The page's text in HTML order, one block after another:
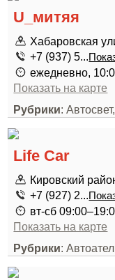
U_митяя
Хабаровская
+7 (937) 5...
ежедневно,
Показать на карте
Рубрики:
Life Car
Кировский
+7 (927) 2...
вт-сб
Показать на карте
Рубрики: